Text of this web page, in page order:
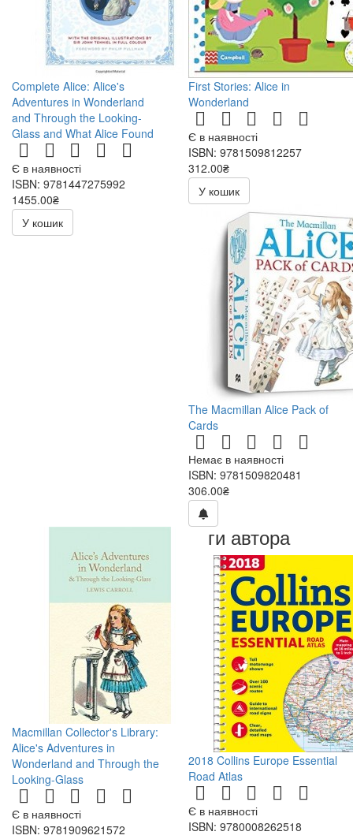
Complete Alice: Alice's
Adventures in Wonderland
and Through the Looking-
Glass and What Alice Found
Є в наявності
ISBN: 9781447275992
1455.00₴
У кошик
First Stories: Alice in
Wonderland
Є в наявності
ISBN: 9781509812257
312.00₴
У кошик
The Macmillan Alice Pack of
Cards
Немає в наявності
ISBN: 9781509820481
306.00₴
Macmillan Collector's Library:
Alice's Adventures in
Wonderland and Through the
Looking-Glass
Є в наявності
ISBN: 9781909621572
Книги автора
2018 Collins Europe Essential
Road Atlas
Є в наявності
ISBN: 9780008262518